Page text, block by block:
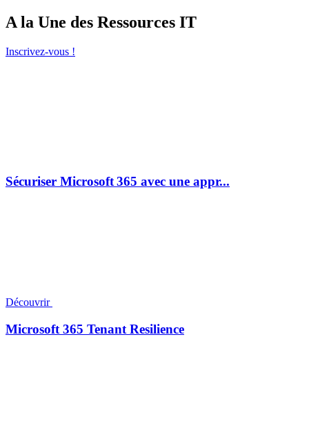
A la Une des Ressources IT
Inscrivez-vous !
Sécuriser Microsoft 365 avec une appr...
Découvrir
Microsoft 365 Tenant Resilience